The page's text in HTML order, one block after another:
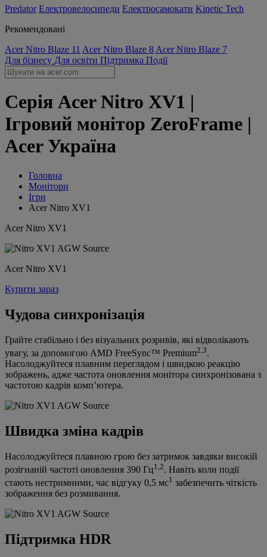
Predator Електровелосипеди Електросамокати Kinetic Tech
Рекомендовані
Acer Nitro Blaze 11 Acer Nitro Blaze 8 Acer Nitro Blaze 7
Для бізнесу Для освіти Підтримка Події
Серія Acer Nitro XV1 |
Ігровий монітор ZeroFrame |
Acer Україна
Головна
Монітори
Ігри
Acer Nitro XV1
Acer Nitro XV1
Acer Nitro XV1
Купити зараз
Чудова синхронізація
Грайте стабільно і без візуальних розривів, які відволікають
увагу, за допомогою AMD FreeSync™ Premium2,3.
Насолоджуйтеся плавним переглядом і швидкою реакцію
зображень, адже частота оновлення монітора синхронізована з
частотою кадрів комп’ютера.
Швидка зміна кадрів
Насолоджуйтеся плавною грою без затримок завдяки високій
розігнаній частоті оновлення 390 Гц1,2. Навіть коли події
стають нестримними, час відгуку 0,5 мс1 забезпечить чіткість
зображення без розмивання.
Підтримка HDR